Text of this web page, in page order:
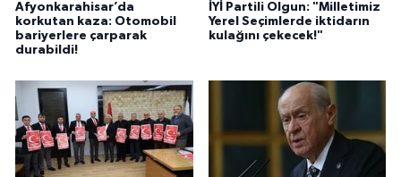
Afyonkarahisar’da
korkutan kaza: Otomobil
bariyerlere çarparak
durabildi!
İYİ Partili Olgun: "Milletimiz
Yerel Seçimlerde iktidarın
kulağını çekecek!"